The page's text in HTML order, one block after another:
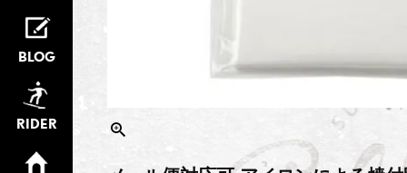
BLOG
RIDER